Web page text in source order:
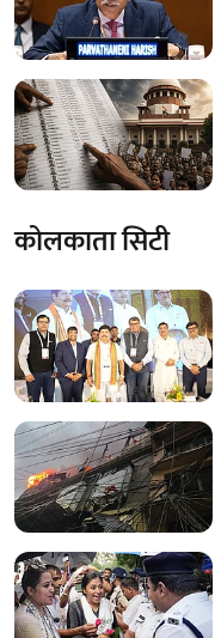
कोलकाता सिटी